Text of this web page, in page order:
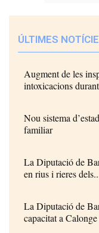
ÚLTIMES
Augment de les
intoxicacions
Nou sistema
familiar
La Diputació de
en rius i rieres
La Diputació de
capacitat a